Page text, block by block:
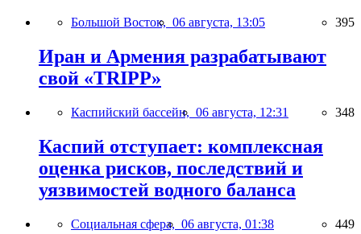
Большой Восток, 06 августа, 13:05 395
Иран и Армения разрабатывают
свой «TRIPP»
Каспийский бассейн, 06 августа, 12:31 348
Каспий отступает: комплексная
оценка рисков, последствий и
уязвимостей водного баланса
Социальная сфера, 06 августа, 01:38 449